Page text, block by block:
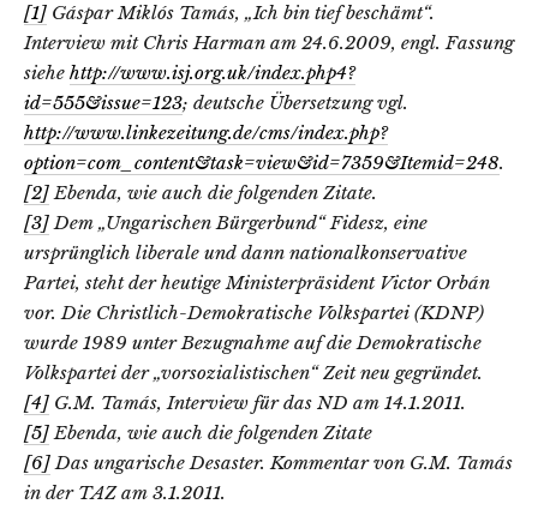
[1] Gáspar Miklós Tamás, „Ich bin tief beschämt“.
Interview mit Chris Harman am 24.6.2009, engl. Fassung
siehe http://www.isj.org.uk/index.php4?
id=555&issue=123; deutsche Übersetzung vgl.
http://www.linkezeitung.de/cms/index.php?
option=com_content&task=view&id=7359&Itemid=248.
[2]Ebenda, wie auch die folgenden Zitate.
[3]Dem „Ungarischen Bürgerbund“ Fidesz, eine
ursprünglich liberale und dann nationalkonservative
Partei, steht der heutige Ministerpräsident Victor Orbán
vor. Die Christlich-Demokratische Volkspartei (KDNP)
wurde 1989 unter Bezugnahme auf die Demokratische
Volkspartei der „vorsozialistischen“ Zeit neu gegründet.
[4] G.M. Tamás, Interview für das ND am 14.1.2011.
[5]Ebenda, wie auch die folgenden Zitate
[6]Das ungarische Desaster. Kommentar von G.M. Tamás
in der TAZ am 3.1.2011.